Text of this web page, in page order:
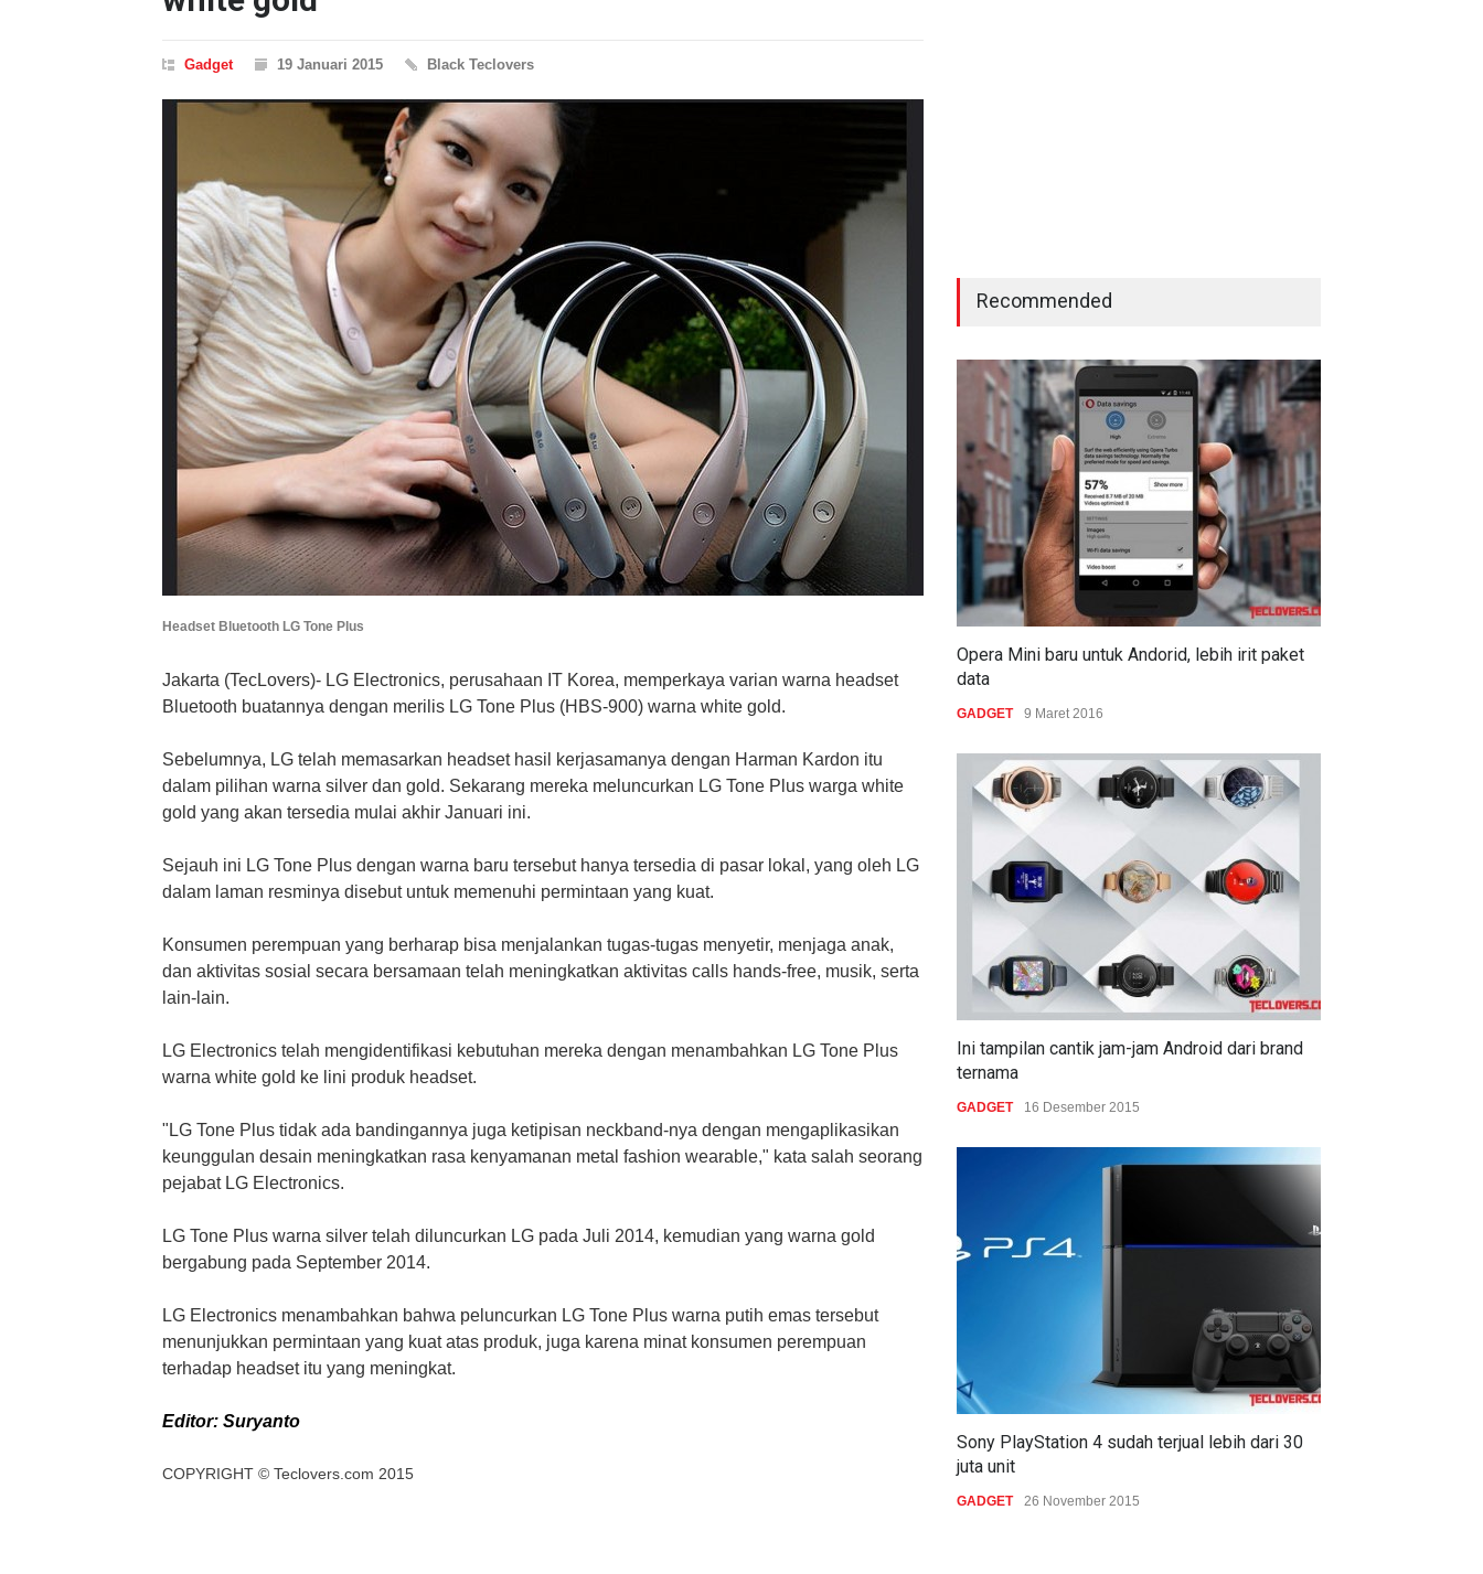
Gadget 19 Januari 2015 Black Teclovers
Headset Bluetooth LG Tone Plus
Jakarta (TecLovers)- LG Electronics, perusahaan IT Korea, memperkaya varian warna headset
Bluetooth buatannya dengan merilis LG Tone Plus (HBS-900) warna white gold.
Sebelumnya, LG telah memasarkan headset hasil kerjasamanya dengan Harman Kardon itu
dalam pilihan warna silver dan gold. Sekarang mereka meluncurkan LG Tone Plus warga white
gold yang akan tersedia mulai akhir Januari ini.
Sejauh ini LG Tone Plus dengan warna baru tersebut hanya tersedia di pasar lokal, yang oleh LG
dalam laman resminya disebut untuk memenuhi permintaan yang kuat.
Konsumen perempuan yang berharap bisa menjalankan tugas-tugas menyetir, menjaga anak,
dan aktivitas sosial secara bersamaan telah meningkatkan aktivitas calls hands-free, musik, serta
lain-lain.
LG Electronics telah mengidentifikasi kebutuhan mereka dengan menambahkan LG Tone Plus
warna white gold ke lini produk headset.
"LG Tone Plus tidak ada bandingannya juga ketipisan neckband-nya dengan mengaplikasikan
keunggulan desain meningkatkan rasa kenyamanan metal fashion wearable," kata salah seorang
pejabat LG Electronics.
LG Tone Plus warna silver telah diluncurkan LG pada Juli 2014, kemudian yang warna gold
bergabung pada September 2014.
LG Electronics menambahkan bahwa peluncurkan LG Tone Plus warna putih emas tersebut
menunjukkan permintaan yang kuat atas produk, juga karena minat konsumen perempuan
terhadap headset itu yang meningkat.
Editor: Suryanto
COPYRIGHT © Teclovers.com 2015
Recommended
Opera Mini baru untuk Andorid, lebih irit paket
data
GADGET 9 Maret 2016
Ini tampilan cantik jam-jam Android dari brand
ternama
GADGET 16 Desember 2015
Sony PlayStation 4 sudah terjual lebih dari 30
juta unit
GADGET 26 November 2015